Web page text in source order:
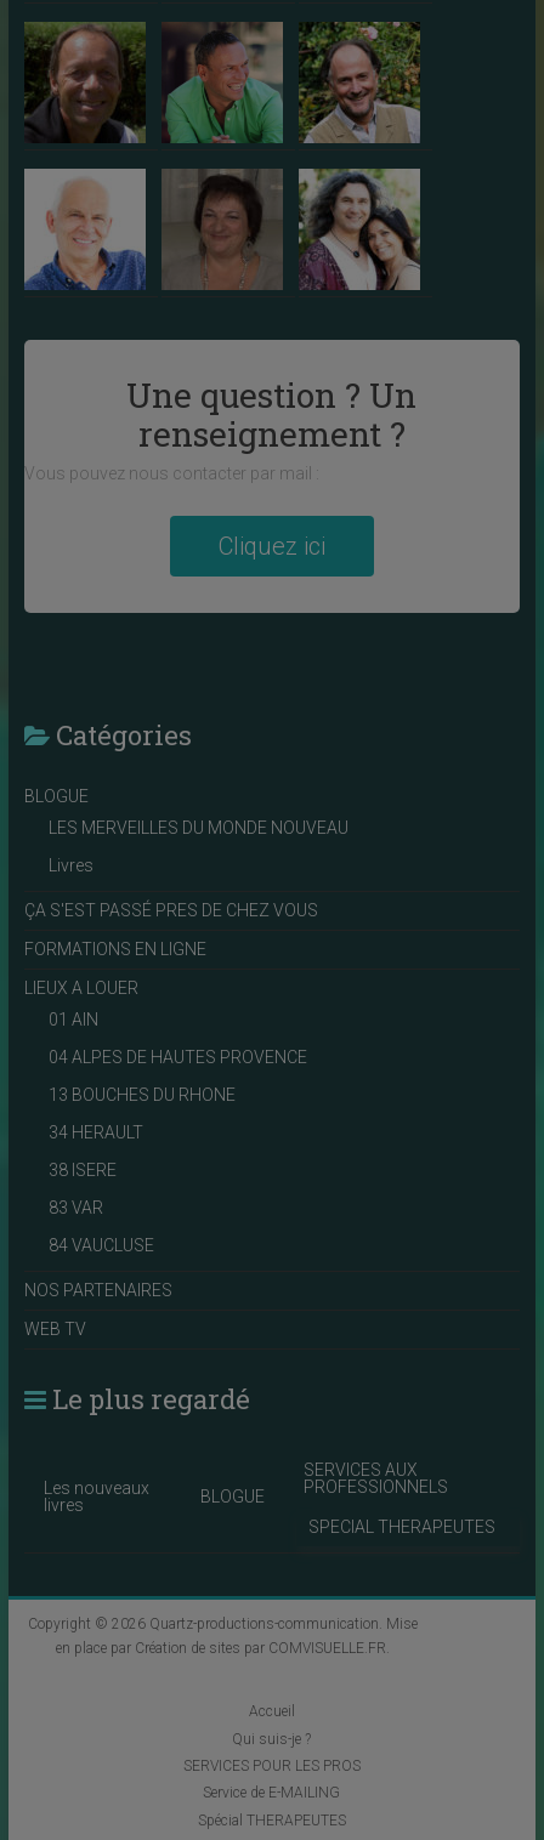
Une question ? Un
renseignement ?
Vous pouvez nous contacter par mail :
Cliquez ici
Catégories
BLOGUE
LES MERVEILLES DU MONDE NOUVEAU
Livres
ÇA S'EST PASSÉ PRES DE CHEZ VOUS
FORMATIONS EN LIGNE
LIEUX A LOUER
01 AIN
04 ALPES DE HAUTES PROVENCE
13 BOUCHES DU RHONE
34 HERAULT
38 ISERE
83 VAR
84 VAUCLUSE
NOS PARTENAIRES
WEB TV
Le plus regardé
Les nouveaux
livres
BLOGUE
SERVICES AUX
PROFESSIONNELS
SPECIAL THERAPEUTES
Copyright © 2026 Quartz-productions-communication. Mise
en place par Création de sites par COMVISUELLE.FR.
Accueil
Qui suis-je ?
SERVICES POUR LES PROS
Service de E-MAILING
Spécial THERAPEUTES